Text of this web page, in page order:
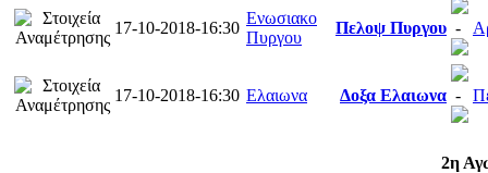
17-10-2018-16:30
Ενωσιακο
Πυργου
Πελοψ Πυργου -
17-10-2018-16:30 Ελαιωνα Δοξα Ελαιωνα -
2η